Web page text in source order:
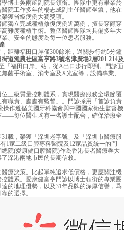
博士吳雨函副院長領銜。團隊中更有畢業於
院工作多年的楊志成副主任醫師坐鎮，他在
獲省級病例大賽獎項。
立完成種植修復病例近萬例，擅長穿顴穿
難度種植手術。整個醫師團隊均具備多年大
、安全的態度為每一位患者服務。
距離福田口岸僅300餘米，過關步行約5分鐘
街道漁農社區富亨路3號名津廣場2層201-214及
「福田口岸」站，從A出口步行即到。門診面
菌手術室、消毒室及X光室等，設備專業、
級質量控制體系，實現醫療服務全環節覆
職責、處處有監督」。門診採用「首診負責
作遵循美國牙科協會與中國國家衛生監督機
——每位醫生均有一名護士配合，確保治療全
載，榮獲「深圳老字號」及「深圳市醫療服
1家二級口腔專科醫院及12家品質統一的門
院(愛康健口腔醫院)作為香港長者醫療券大
深港兩地市民的長期信賴。
決策。比起單純追求低價格，更應關注機
體系。愛康健富亨門診以博士領銜的專業團
的地理優勢，以及31年品牌的深厚信譽，爲
的選擇。